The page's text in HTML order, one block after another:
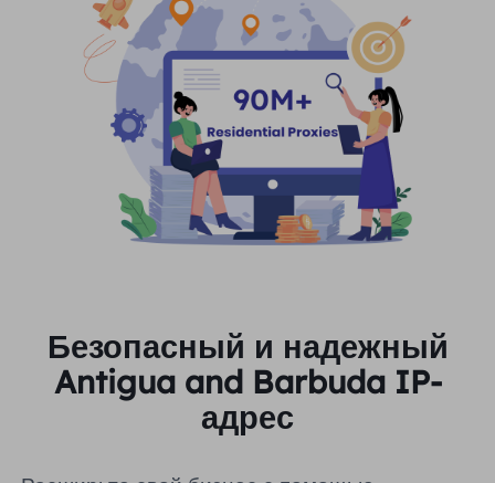
Безопасный и надежный
Antigua and Barbuda IP-
адрес